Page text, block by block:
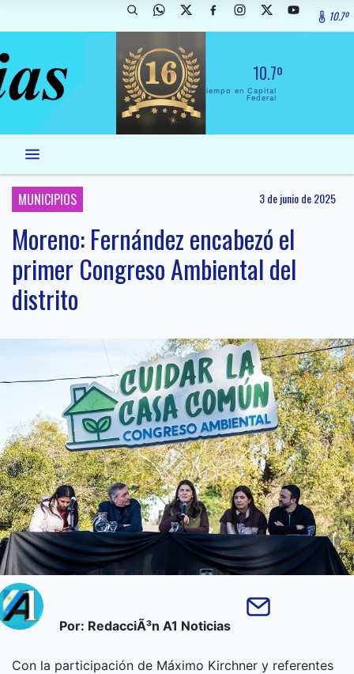
10.7º
10.7º
El Tiempo en Capital
Federal
MUNICIPIOS 3 de junio de 2025
Moreno: Fernández encabezó el
primer Congreso Ambiental del
distrito
Por: RedacciÃ³n A1 Noticias
Con la participación de Máximo Kirchner y referentes